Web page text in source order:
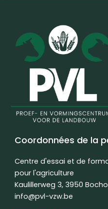
Coordonnées de la
Centre d'essai et de
pour l'agriculture
Kaulillerweg 3, 3950
info@pvl-vzw.be